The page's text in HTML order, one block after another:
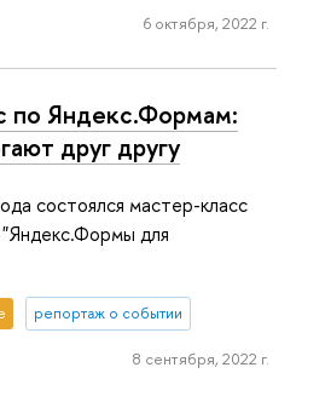
6 октября, 2022 г.
по Яндекс.Формам:
друг другу
состоялся мастер-класс
для
репортаж о событии
8 сентября, 2022 г.